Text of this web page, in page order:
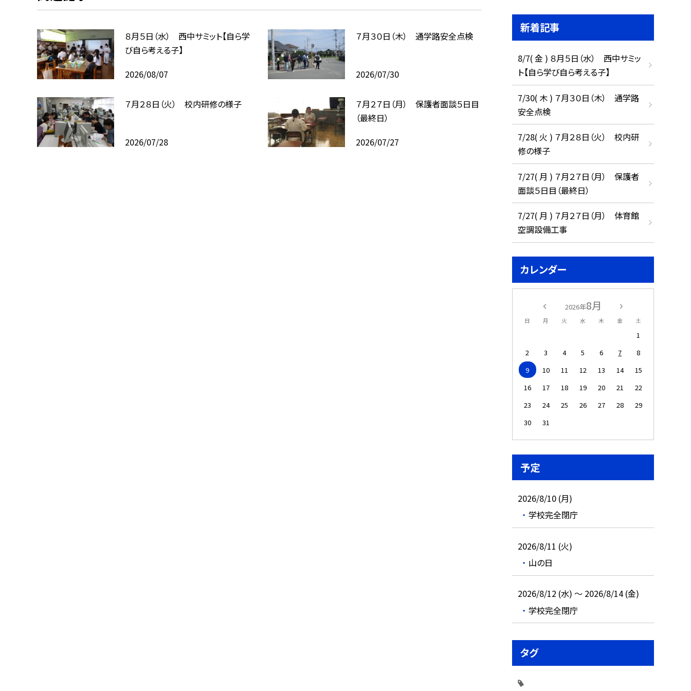
８月５日（水） 西中サミット【自ら学
び自ら考える子】
2026/08/07
７月３０日（木） 通学路安全点検
2026/07/30
７月２８日（火） 校内研修の様子
2026/07/28
７月２７日（月） 保護者面談５日目
（最終日）
2026/07/27
新着記事
8/7( 金 ) ８月５日（水） 西中サミッ
ト【自ら学び自ら考える子】
7/30( 木 ) ７月３０日（木） 通学路
安全点検
7/28( 火 ) ７月２８日（火） 校内研
修の様子
7/27( 月 ) ７月２７日（月） 保護者
面談５日目（最終日）
7/27( 月 ) ７月２７日（月） 体育館
空調設備工事
カレンダー
2026年8月
日 月 火 水 木 金 土
1
2
3 4 5 6 7
8
9
10 11 12 13 14
15
16
17 18 19 20 21
22
23
24 25 26 27 28
29
30
31
予定
2026/8/10 (月)
学校完全閉庁
2026/8/11 (火)
山の日
2026/8/12 (水) ～ 2026/8/14 (金)
学校完全閉庁
タグ